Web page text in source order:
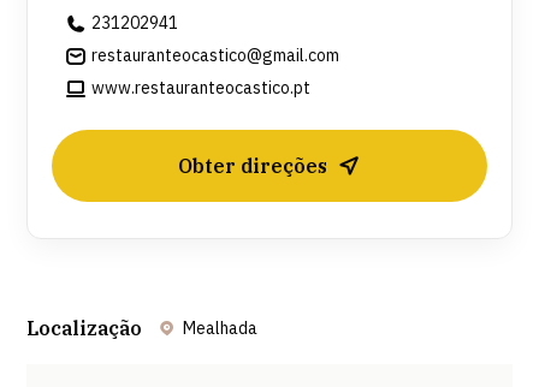
231202941
restauranteocastico@gmail.com
www.restauranteocastico.pt
Obter direções
Localização Mealhada